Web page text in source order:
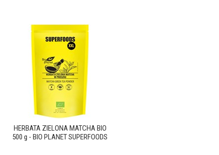
HERBATA ZIELONA MATCHA BIO
500 g - BIO PLANET SUPERFOODS